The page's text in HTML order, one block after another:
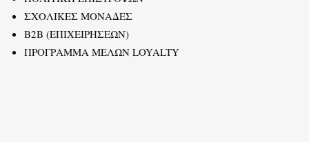
ΣΧΟΛΙΚΕΣ ΜΟΝΑΔΕΣ
B2B (ΕΠΙΧΕΙΡΗΣΕΩΝ)
ΠΡΟΓΡΑΜΜΑ ΜΕΛΩΝ LOYALTY